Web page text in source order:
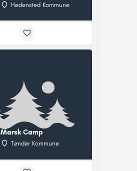
Hedensted Kommune
Marsk Camp
Tønder Kommune